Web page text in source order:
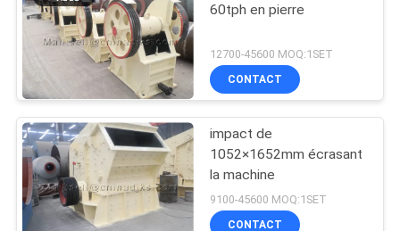
60tph en pierre
12700-45600 MOQ:1SET
CONTACT
impact de
1052×1652mm écrasant
la machine
9100-45600 MOQ:1SET
CONTACT